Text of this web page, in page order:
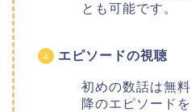
とも可能です。
エピソードの視聴
初めの数話は無
降のエピソード